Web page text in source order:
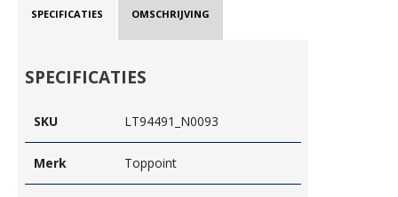
SPECIFICATIES OMSCHRIJVING
SPECIFICATIES
SKU LT94491_N0093
Merk Toppoint